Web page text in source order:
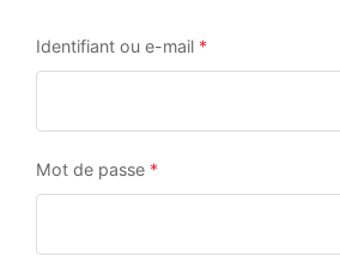
Identifiant ou e-mail *
Mot de passe *